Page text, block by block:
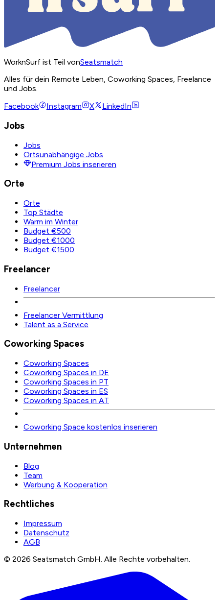
WorknSurf ist Teil vonSeatsmatch
Alles für dein Remote Leben, Coworking Spaces, Freelance
und Jobs.
Facebook
Instagram X LinkedIn
Jobs
Jobs
Ortsunabhängige Jobs
Premium Jobs inserieren
Orte
Orte
Top Städte
Warm im Winter
Budget €500
Budget €1000
Budget €1500
Freelancer
Freelancer
Freelancer Vermittlung
Talent as a Service
Coworking Spaces
Coworking Spaces
Coworking Spaces in DE
Coworking Spaces in PT
Coworking Spaces in ES
Coworking Spaces in AT
Coworking Space kostenlos inserieren
Unternehmen
Blog
Team
Werbung & Kooperation
Rechtliches
Impressum
Datenschutz
AGB
© 2026 Seatsmatch GmbH. Alle Rechte vorbehalten.